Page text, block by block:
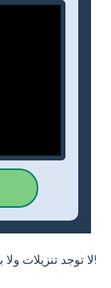
لا توجد تنزيلات ولا بطاقة ائتمان ولا حاجة إلى تسجيل الدخول للمحاولة!